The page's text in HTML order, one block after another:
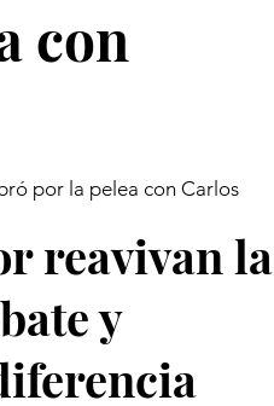
con
por la pelea con Carlos
reavivan la
y